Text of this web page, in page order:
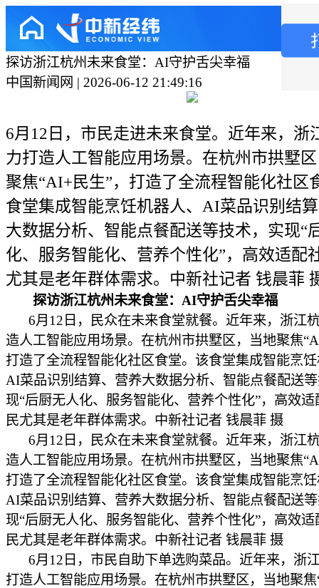
探访浙江杭州未来食堂：AI守护舌尖幸福
中国新闻网 | 2026-06-12 21:49:16
6月12日，市民走进未来食堂。近年来，浙
力打造人工智能应用场景。在杭州市拱墅
聚焦“AI+民生”，打造了全流程智能化社区
食堂集成智能烹饪机器人、AI菜品识别结
大数据分析、智能点餐配送等技术，实现“
化、服务智能化、营养个性化”，高效适配
尤其是老年群体需求。中新社记者 钱晨菲
探访浙江杭州未来食堂：AI守护舌尖幸福
6月12日，民众在未来食堂就餐。近年来，浙江
造人工智能应用场景。在杭州市拱墅区，当地聚焦
打造了全流程智能化社区食堂。该食堂集成智能烹
AI菜品识别结算、营养大数据分析、智能点餐配送
现“后厨无人化、服务智能化、营养个性化”，高效适
民尤其是老年群体需求。中新社记者 钱晨菲 摄
6月12日，民众在未来食堂就餐。近年来，浙江
造人工智能应用场景。在杭州市拱墅区，当地聚焦
打造了全流程智能化社区食堂。该食堂集成智能烹
AI菜品识别结算、营养大数据分析、智能点餐配送
现“后厨无人化、服务智能化、营养个性化”，高效适
民尤其是老年群体需求。中新社记者 钱晨菲 摄
6月12日，市民自助下单选购菜品。近年来，浙
打造人工智能应用场景。在杭州市拱墅区，当地聚